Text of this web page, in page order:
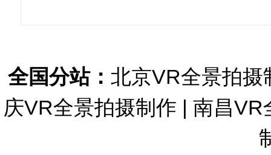
全国分站： 北京VR全景拍摄
庆VR全景拍摄制作 | 南昌VR